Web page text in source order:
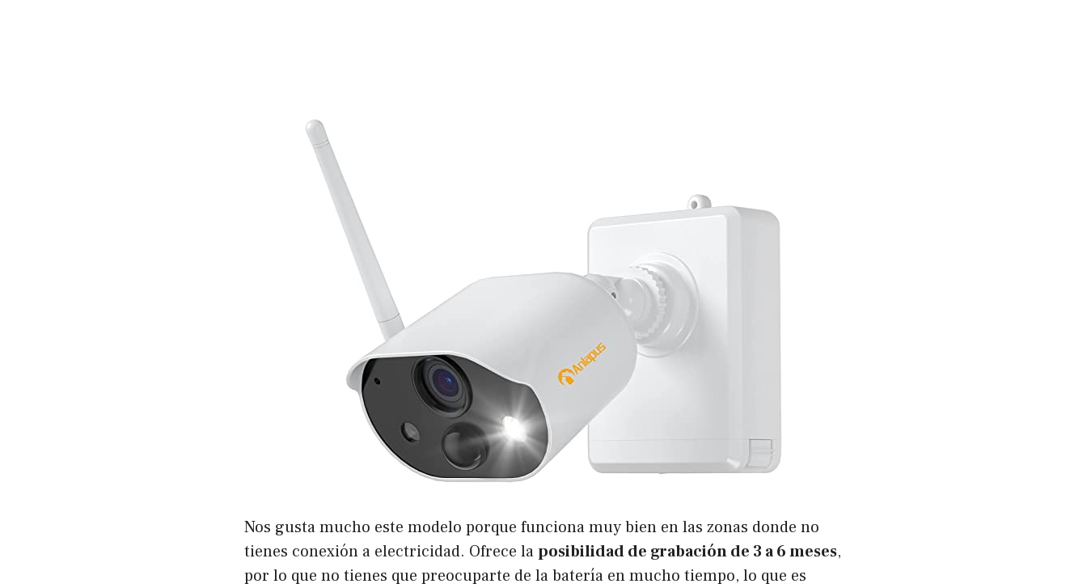
Nos gusta mucho este modelo porque funciona muy bien en las zonas donde no
tienes conexión a electricidad. Ofrece laposibilidad de grabación de 3 a 6 meses,
por lo que no tienes que preocuparte de la batería en mucho tiempo, lo que es